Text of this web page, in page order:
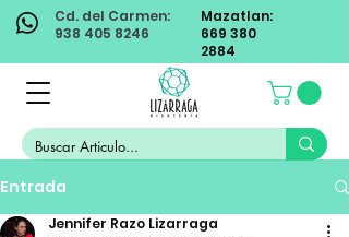
Cd. del Carmen:
938 405 8246
Mazatlan:
669 380
2884
Entrada
Jennifer Razo Lizarraga